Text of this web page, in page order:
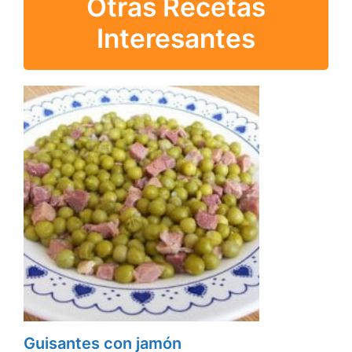
Interesantes
Guisantes con jamón